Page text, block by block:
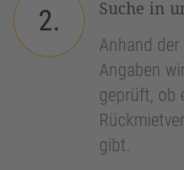
2.
Suche in
Anhand
Angaben
geprüft, ob
gibt.